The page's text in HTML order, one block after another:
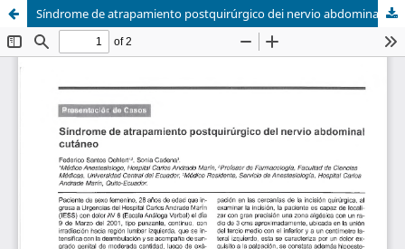
Síndrome de atrapamiento postquirúrgico dei nervio abdominal cutáneo